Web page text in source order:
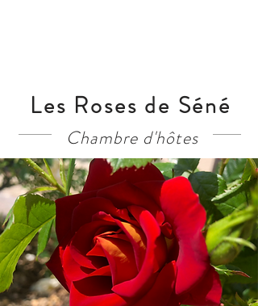
Les Roses de Séné
Chambre d'hôtes